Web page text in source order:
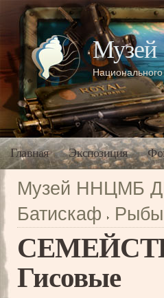
Музей
Главная Экспозиция
Музей ННЦМБ
Батискаф
Рыбы
Гисовые